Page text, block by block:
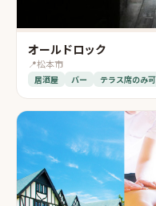
オールドロック
📍松本市
居酒屋 バー テラス席のみ可